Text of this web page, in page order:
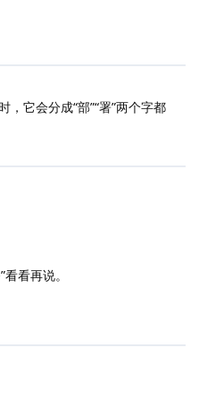
，它会分成“部”“署”两个字都
看再说。